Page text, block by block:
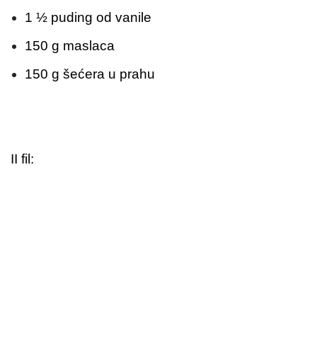
1 ½ puding od vanile
150 g maslaca
150 g šećera u prahu
II fil: